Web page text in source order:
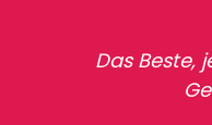
Das Beste,